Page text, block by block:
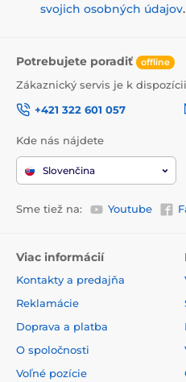
svojich osobných údajov.
Potrebujete poradiť offline
Zákaznický servis je k dispozícii
+421 322 601 057
Kde nás nájdete
Slovenčina
Sme tiež na: Youtube
Viac informácií
Kontakty a predajňa
Reklamácie
Doprava a platba
O spoločnosti
Voľné pozície